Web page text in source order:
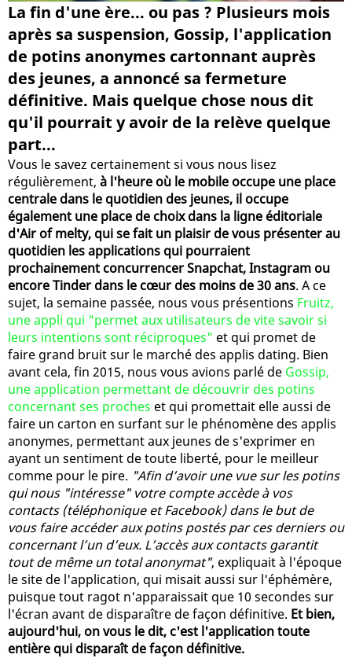
La fin d'une ère... ou pas ? Plusieurs mois
après sa suspension, Gossip, l'application
de potins anonymes cartonnant auprès
des jeunes, a annoncé sa fermeture
définitive. Mais quelque chose nous dit
qu'il pourrait y avoir de la relève quelque
part...
Vous le savez certainement si vous nous lisez
régulièrement, à l'heure où le mobile occupe une place
centrale dans le quotidien des jeunes, il occupe
également une place de choix dans la ligne éditoriale
d'Air of melty, qui se fait un plaisir de vous présenter au
quotidien les applications qui pourraient
prochainement concurrencer Snapchat, Instagram ou
encore Tinder dans le cœur des moins de 30 ans. A ce
sujet, la semaine passée, nous vous présentions Fruitz,
une appli qui "permet aux utilisateurs de vite savoir si
leurs intentions sont réciproques" et qui promet de
faire grand bruit sur le marché des applis dating. Bien
avant cela, fin 2015, nous vous avions parlé de Gossip,
une application permettant de découvrir des potins
concernant ses proches et qui promettait elle aussi de
faire un carton en surfant sur le phénomène des applis
anonymes, permettant aux jeunes de s'exprimer en
ayant un sentiment de toute liberté, pour le meilleur
comme pour le pire. "Afin d’avoir une vue sur les potins
qui nous "intéresse" votre compte accède à vos
contacts (téléphonique et Facebook) dans le but de
vous faire accéder aux potins postés par ces derniers ou
concernant l’un d’eux. L’accès aux contacts garantit
tout de même un total anonymat", expliquait à l'époque
le site de l'application, qui misait aussi sur l'éphémère,
puisque tout ragot n'apparaissait que 10 secondes sur
l'écran avant de disparaître de façon définitive. Et bien,
aujourd'hui, on vous le dit, c'est l'application toute
entière qui disparaît de façon définitive.